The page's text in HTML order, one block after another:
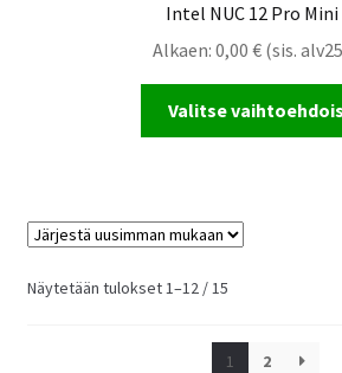
Intel NUC 12 Pro Mini
Alkaen: 0,00 €(sis.
Valitse
Näytetään tulokset 1–12 / 15Sorted
latest
1
2